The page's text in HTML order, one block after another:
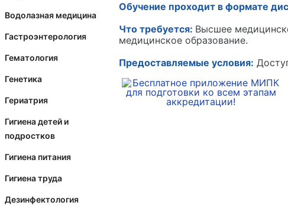
Водолазная медицина
Гастроэнтерология
Гематология
Генетика
Гериатрия
Гигиена детей и
подростков
Гигиена питания
Гигиена труда
Дезинфектология
Обучение проходит в формате
Что требуется: Высшее
медицинское образование.
Предоставляемые условия: